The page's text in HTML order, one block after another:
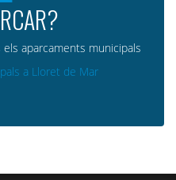
aparcaments municipals
a Lloret de Mar